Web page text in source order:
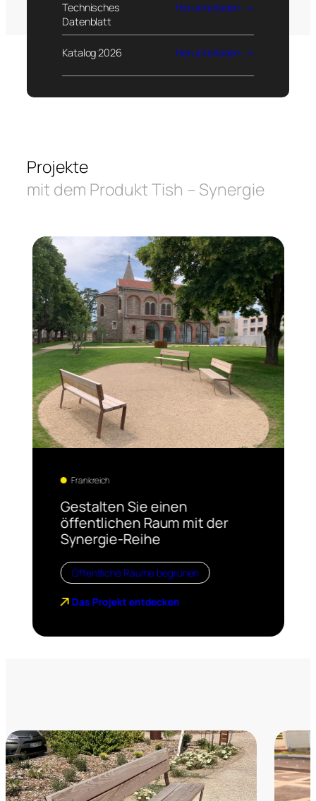
Technisches
Datenblatt
Herunterladen
Katalog 2026 Herunterladen
Projekte
mit dem Produkt Tish – Synergie
Frankreich
Gestalten Sie einen
öffentlichen Raum mit der
Synergie-Reihe
Öffentliche Räume begrünen
Das Projekt entdecken